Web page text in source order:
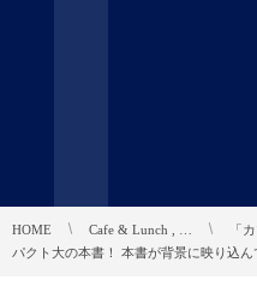
HOME Cafe & Lunch , …
「
パクト大の本書！ 本書が背景に映り込